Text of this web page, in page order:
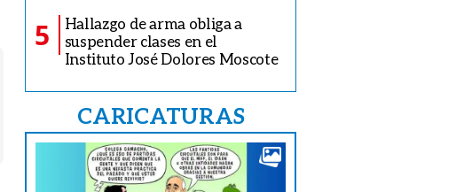
5
Hallazgo de arma obliga a
suspender clases en el
Instituto José Dolores Moscote
CARICATURAS